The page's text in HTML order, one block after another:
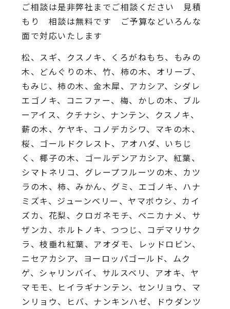
ご相談は是非弊社までご相談ください 見積
もり 相談は無料です ご予算などいろんな
面で対応いたします
松、スギ、クスノキ、くろがねもち、もみの
木、どんぐりの木、竹、柿の木、オリーブ、
もみじ、柿の木、金木犀、アカシア、シダレ
エゴノキ、コニファー、梅、かしの木、ブル
ーアイス、クチナシ、ナンテン、クスノキ、
薪の木、ケヤキ、コノデカシワ、マキの木、
桜、ゴールドクレスト、アオハダ、いちじ
く、椰子の木、ゴールデンアカシア、紅葉、
シマトネリコ、グレープフルーツの木、カツ
ラの木、柿、みかん、グミ、エゴノキ、ハナ
ミズキ、ジューンベリー、ヤマボウシ、カイ
ズカ、花梨、クロガネモチ、ベニカナメ、サ
ザンカ、ホルトノキ、つつじ、コデマリサク
ラ、枝垂れ紅葉、アオダモ、レッドロビン、
ニセアカシア、ヨーロッパゴールド、ムク
ゲ、シャリンバイ、サルスベリ、アオキ、ヤ
マモモ、ヒイラギナンテン、センリョウ、マ
ンリョウ、ヒバ、ナンキンハゼ、ドウダンツ